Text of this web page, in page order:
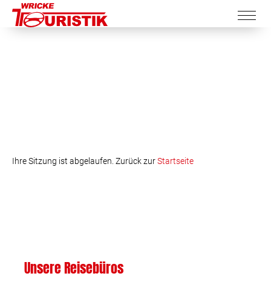
Ihre Sitzung ist abgelaufen. Zurück zurStartseite
Unsere Reisebüros